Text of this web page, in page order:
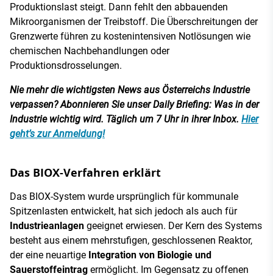
Produktionslast steigt. Dann fehlt den abbauenden
Mikroorganismen der Treibstoff. Die Überschreitungen der
Grenzwerte führen zu kostenintensiven Notlösungen wie
chemischen Nachbehandlungen oder
Produktionsdrosselungen.
Nie mehr die wichtigsten News aus Österreichs Industrie
verpassen? Abonnieren Sie unser Daily Briefing: Was in der
Industrie wichtig wird. Täglich um 7 Uhr in ihrer Inbox. Hier
geht’s zur Anmeldung!
Das BIOX-Verfahren erklärt
Das BIOX-System wurde ursprünglich für kommunale
Spitzenlasten entwickelt, hat sich jedoch als auch für
Industrieanlagen geeignet erwiesen. Der Kern des Systems
besteht aus einem mehrstufigen, geschlossenen Reaktor,
der eine neuartige Integration von Biologie und
Sauerstoffeintrag ermöglicht. Im Gegensatz zu offenen